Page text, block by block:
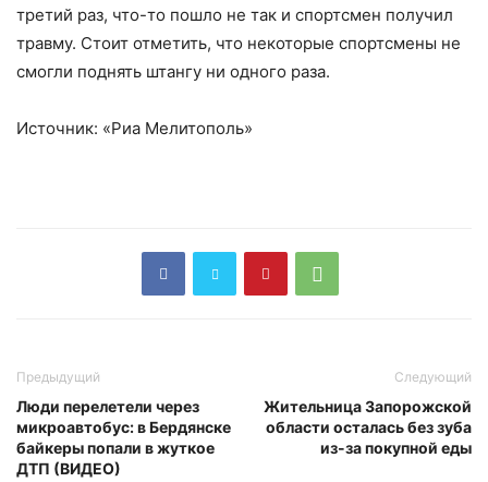
третий раз, что-то пошло не так и спортсмен получил
травму. Стоит отметить, что некоторые спортсмены не
смогли поднять штангу ни одного раза.
Источник: «Риа Мелитополь»
Предыдущий
Люди перелетели через
микроавтобус: в Бердянске
байкеры попали в жуткое
ДТП (ВИДЕО)
Следующий
Жительница Запорожской
области осталась без зуба
из-за покупной еды